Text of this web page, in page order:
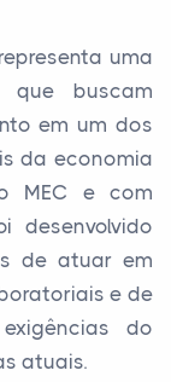
uma
que buscam
em um dos
da economia
MEC e com
desenvolvido
de atuar em
e de
do
atuais.